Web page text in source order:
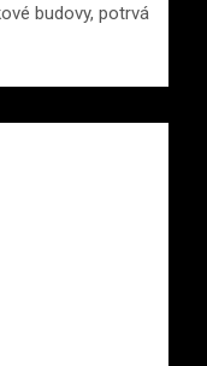
budovy, potrvá